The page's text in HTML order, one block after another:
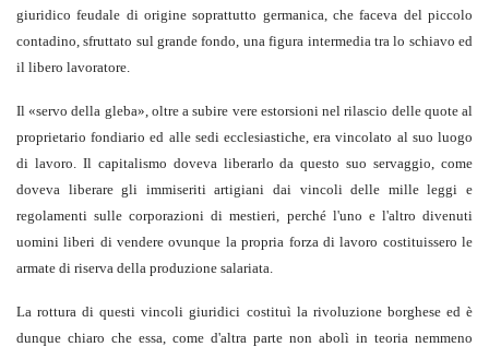
giuridico feudale di origine soprattutto germanica, che faceva del piccolo
contadino, sfruttato sul grande fondo, una figura intermedia tra lo schiavo ed
il libero lavoratore.
Il «servo della gleba», oltre a subire vere estorsioni nel rilascio delle quote al
proprietario fondiario ed alle sedi ecclesiastiche, era vincolato al suo luogo
di lavoro. Il capitalismo doveva liberarlo da questo suo servaggio, come
doveva liberare gli immiseriti artigiani dai vincoli delle mille leggi e
regolamenti sulle corporazioni di mestieri, perché l'uno e l'altro divenuti
uomini liberi di vendere ovunque la propria forza di lavoro costituissero le
armate di riserva della produzione salariata.
La rottura di questi vincoli giuridici costituì la rivoluzione borghese ed è
dunque chiaro che essa, come d'altra parte non abolì in teoria nemmeno